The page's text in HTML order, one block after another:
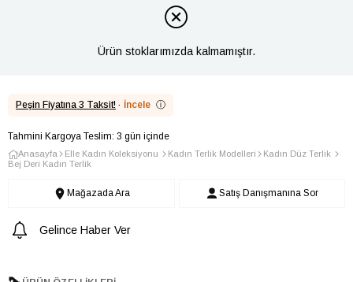
Ürün stoklarımızda kalmamıştır.
Peşin Fiyatına 3 Taksit! · İncele ⓘ
Tahmini Kargoya Teslim: 3 gün içinde
Anasayfa Elle Kadın Koleksiyonu Kadın Terlik Modelleri
Kadın Düz Terlik
Bej Deri Kadın Terlik
Mağazada Ara Satış Danışmanına Sor
Gelince Haber Ver